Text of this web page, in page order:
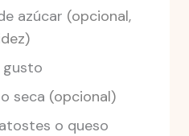
azúcar (opcional,
gusto
seca (opcional)
o queso